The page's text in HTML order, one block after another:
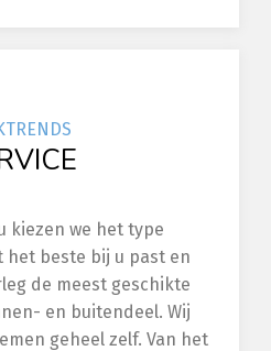
TRENDS
kiezen we het type
beste bij u past en
de meest geschikte
en buitendeel. Wij
geheel zelf. Van het